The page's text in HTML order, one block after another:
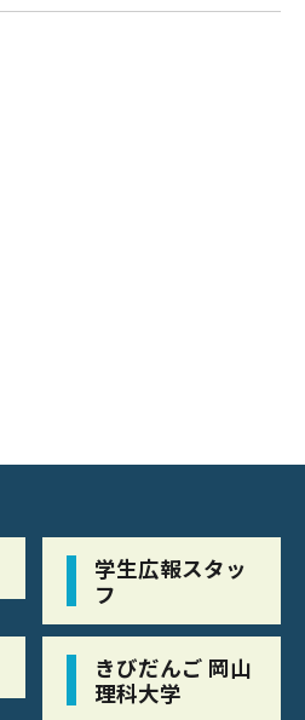
学生広報スタッ
フ
きびだんご 岡山
理科大学